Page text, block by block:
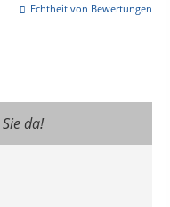
Echtheit von Bewertungen
da!